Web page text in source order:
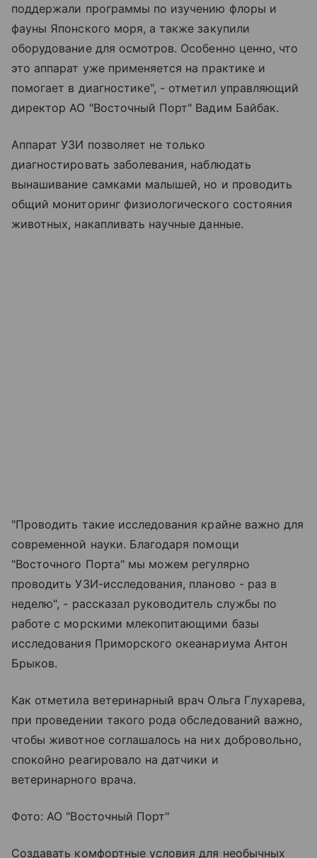
поддержали программы по изучению флоры и
фауны Японского моря, а также закупили
оборудование для осмотров. Особенно ценно, что
это аппарат уже применяется на практике и
помогает в диагностике", - отметил управляющий
директор АО "Восточный Порт" Вадим Байбак.
Аппарат УЗИ позволяет не только
диагностировать заболевания, наблюдать
вынашивание самками малышей, но и проводить
общий мониторинг физиологического состояния
животных, накапливать научные данные.
"Проводить такие исследования крайне важно для
современной науки. Благодаря помощи
"Восточного Порта" мы можем регулярно
проводить УЗИ-исследования, планово - раз в
неделю", - рассказал руководитель службы по
работе с морскими млекопитающими базы
исследования Приморского океанариума Антон
Брыков.
Как отметила ветеринарный врач Ольга Глухарева,
при проведении такого рода обследований важно,
чтобы животное соглашалось на них добровольно,
спокойно реагировало на датчики и
ветеринарного врача.
Фото: АО "Восточный Порт"
Создавать комфортные условия для необычных